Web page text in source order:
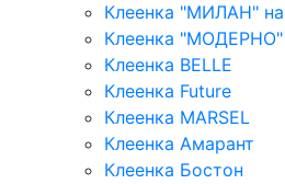
Клеенка "МИЛАН"
Клеенка "МОДЕРНО"
Клеенка BELLE
Клеенка Future
Клеенка MARSEL
Клеенка Амарант
Клеенка Бостон